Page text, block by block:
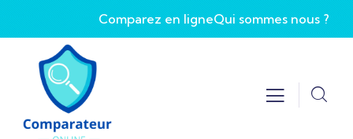
Comparez en ligneQui sommes nous ?